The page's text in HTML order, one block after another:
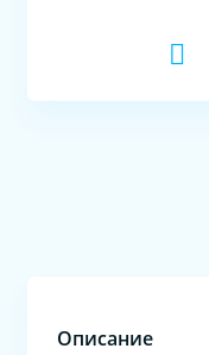
Описание